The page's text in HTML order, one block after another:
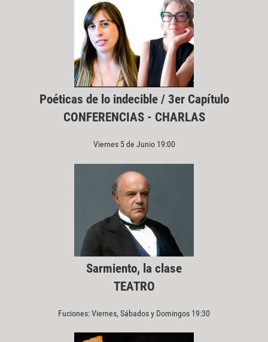
Poéticas de lo indecible / 3er Capítulo
CONFERENCIAS - CHARLAS
Viernes 5 de Junio 19:00
Sarmiento, la clase
TEATRO
Fuciones: Viernes, Sábados y Domingos 19:30